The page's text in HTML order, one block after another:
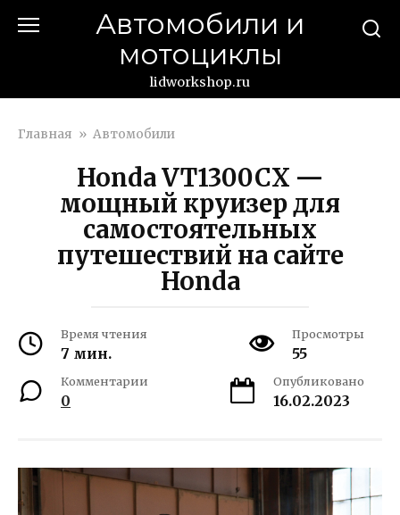
Автомобили и
мотоциклы
lidworkshop.ru
Главная » Автомобили
Honda VT1300CX —
мощный круизер для
самостоятельных
путешествий на сайте
Honda
Время чтения
7 мин.
Просмотры
55
Комментарии
0
Опубликовано
16.02.2023